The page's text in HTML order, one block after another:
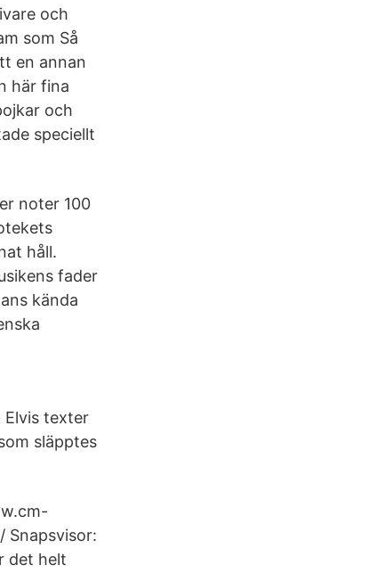
och
som Så
en annan
här fina
och
speciellt
noter 100
håll.
fader
kända
Elvis texter
släpptes
Snapsvisor:
det helt